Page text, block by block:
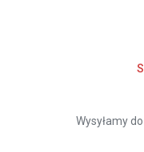
Wysyłamy